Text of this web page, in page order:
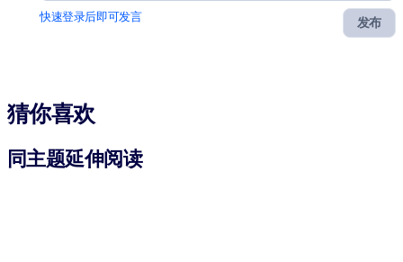
发布
快速登录后即可发言
猜你喜欢
同主题延伸阅读